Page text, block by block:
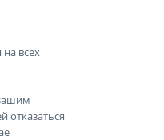
всех
отказаться